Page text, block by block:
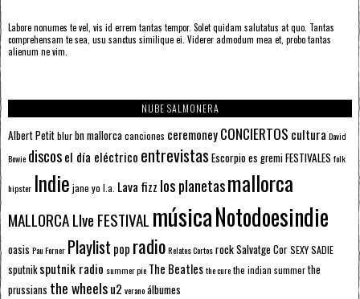
Labore nonumes te vel, vis id errem tantas tempor. Solet quidam salutatus at quo. Tantas
comprehensam te sea, usu sanctus similique ei. Viderer admodum mea et, probo tantas
alienum ne vim.
NUBE SALMONERA
Albert Petitblurbn mallorcacanciones ceremoneyCONCIERTOS cultura David
Bowie discosel día eléctrico entrevistas Escorpioes gremiFESTIVALES folk
hipster Indie jane yo l.a. Lava fizz los planetasmallorca
MALLORCA LIve FESTIVAL músicaNotodoesindie
oasis Pau Forner Playlist pop radioRelatos CortosrockSalvatge CorSEXY SADIE
sputnik sputnik radio summer pie The Beatlesthe curethe indian summerthe
prussians the wheelsu2 veranoálbumes